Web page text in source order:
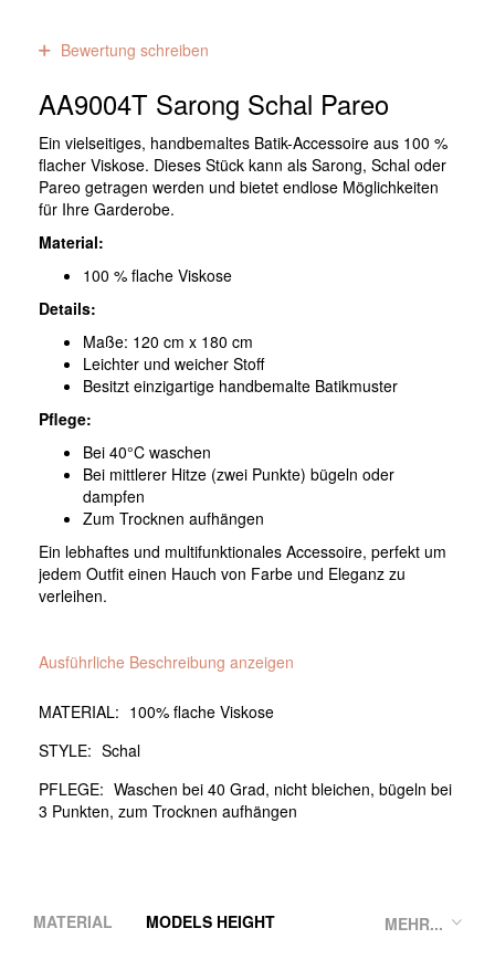
Bewertung schreiben
AA9004T Sarong Schal Pareo
Ein vielseitiges, handbemaltes Batik-Accessoire aus 100 %
flacher Viskose. Dieses Stück kann als Sarong, Schal oder
Pareo getragen werden und bietet endlose Möglichkeiten
für Ihre Garderobe.
Material:
100 % flache Viskose
Details:
Maße: 120 cm x 180 cm
Leichter und weicher Stoff
Besitzt einzigartige handbemalte Batikmuster
Pflege:
Bei 40°C waschen
Bei mittlerer Hitze (zwei Punkte) bügeln oder
dampfen
Zum Trocknen aufhängen
Ein lebhaftes und multifunktionales Accessoire, perfekt um
jedem Outfit einen Hauch von Farbe und Eleganz zu
verleihen.
Ausführliche Beschreibung anzeigen
MATERIAL: 100% flache Viskose
STYLE: Schal
PFLEGE: Waschen bei 40 Grad, nicht bleichen, bügeln bei
3 Punkten, zum Trocknen aufhängen
MEHR...
MATERIAL MODELS HEIGHT